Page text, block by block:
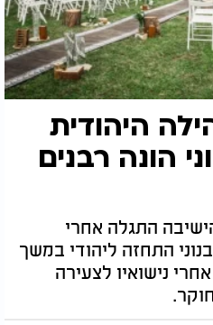
היהודית
הונה רבנים
התגלה אחרי
התחזה ליהודי במשך
נישואיו לצעירה